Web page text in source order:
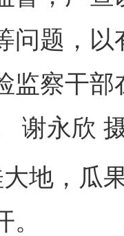
问题，以
监察干
谢永欣
，瓜果